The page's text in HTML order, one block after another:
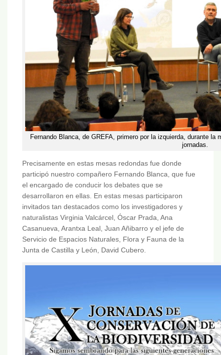
Fernando Blanca, de GREFA, primero por la izquierda, durante
jornadas.
Precisamente en estas mesas redondas fue donde
participó nuestro compañero Fernando Blanca, que fue
el encargado de conducir los debates que se
desarrollaron en ellas. En estas mesas participaron
invitados tan destacados como los investigadores y
naturalistas Virginia Valcárcel, Óscar Prada, Ana
Casanueva, Arantxa Leal, Juan Añibarro y el jefe de
Servicio de Espacios Naturales, Flora y Fauna de la
Junta de Castilla y León, David Cubero.